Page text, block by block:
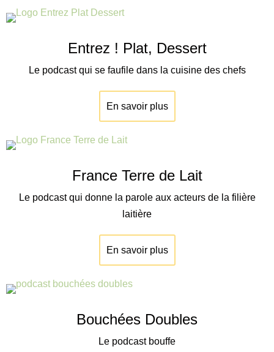
Entrez ! Plat, Dessert
Le podcast qui se faufile dans la cuisine des chefs
En savoir plus
France Terre de Lait
Le podcast qui donne la parole aux acteurs de la filière
laitière
En savoir plus
Bouchées Doubles
Le podcast bouffe